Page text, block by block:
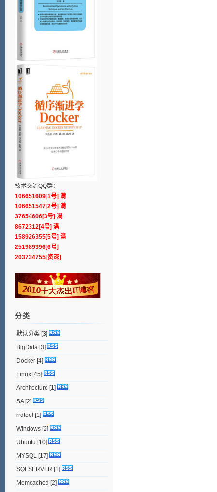
技术交流QQ群：
106651609[1号] 满
106651547[2号] 满
37654606[3号] 满
8672312[4号] 满
158926355[5号] 满
251989396[6号]
203734755[资深]
分类
默认分类[3]
BigData [3]
Docker[4]
Linux[45]
Architecture [1]
SA[2]
rrdtool [1]
Windows[2]
Ubuntu [10]
MYSQL [17]
SQLSERVER [1]
Memcached [2]